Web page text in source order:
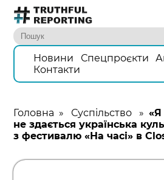
Новини Спецпроєкти
Контакти
Головна » Суспільство »«Я
не здається українська
з фестивалю «На часі» в